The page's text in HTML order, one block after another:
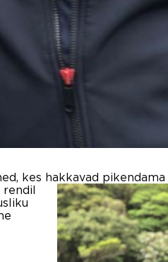
kes hakkavad pikendama
rendil